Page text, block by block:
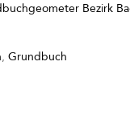
Bezirk
, Grundbuch